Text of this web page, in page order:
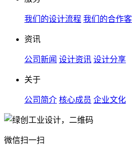
我们的设计流程 我们的合作
资讯
公司新闻 设计资讯 设计分享
关于
公司简介 核心成员 企业文化
微信扫一扫